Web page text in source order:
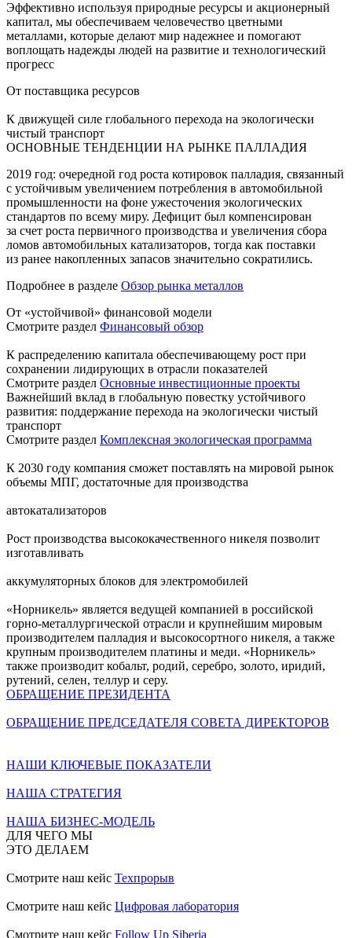
Эффективно используя природные ресурсы и акционерный
капитал, мы обеспечиваем человечество цветными
металлами, которые делают мир надежнее и помогают
воплощать надежды людей на развитие и технологический
прогресс
От поставщика ресурсов
К движущей силе глобального перехода на экологически
чистый транспорт
ОСНОВНЫЕ ТЕНДЕНЦИИ НА РЫНКЕ ПАЛЛАДИЯ
2019 год: очередной год роста котировок палладия, связанный
с устойчивым увеличением потребления в автомобильной
промышленности на фоне ужесточения экологических
стандартов по всему миру. Дефицит был компенсирован
за счет роста первичного производства и увеличения сбора
ломов автомобильных катализаторов, тогда как поставки
из ранее накопленных запасов значительно сократились.
Подробнее в разделе Обзор рынка металлов
От «устойчивой» финансовой модели
Смотрите раздел Финансовый обзор
К распределению капитала обеспечивающему рост при
сохранении лидирующих в отрасли показателей
Смотрите раздел Основные инвестиционные проекты
Важнейший вклад в глобальную повестку устойчивого
развития: поддержание перехода на экологически чистый
транспорт
Смотрите раздел Комплексная экологическая программа
К 2030 году компания сможет поставлять на мировой рынок
объемы МПГ, достаточные для производства
автокатализаторов
Рост производства высококачественного никеля позволит
изготавливать
аккумуляторных блоков для электромобилей
«Норникель» является ведущей компанией в российской
горно-металлургической отрасли и крупнейшим мировым
производителем палладия и высокосортного никеля, а также
крупным производителем платины и меди. «Норникель»
также производит кобальт, родий, серебро, золото, иридий,
рутений, селен, теллур и серу.
ОБРАЩЕНИЕ ПРЕЗИДЕНТА
ОБРАЩЕНИЕ ПРЕДСЕДАТЕЛЯ СОВЕТА ДИРЕКТОРОВ
НАШИ КЛЮЧЕВЫЕ ПОКАЗАТЕЛИ
НАША СТРАТЕГИЯ
НАША БИЗНЕС-МОДЕЛЬ
ДЛЯ ЧЕГО МЫ
ЭТО ДЕЛАЕМ
Смотрите наш кейс Техпрорыв
Смотрите наш кейс Цифровая лаборатория
Смотрите наш кейс Follow Up Siberia